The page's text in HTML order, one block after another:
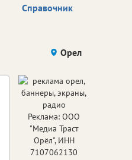
Справочник
Происшествия Здоровье
Орел
Реклама: ООО
"Медиа Траст
Орёл", ИНН
7107062130